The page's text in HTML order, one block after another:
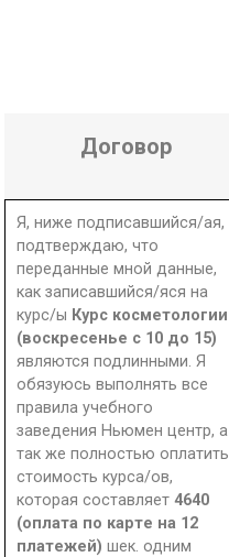
Договор
Я, ниже подписавшийся/ая,
подтверждаю, что
переданные мной данные,
как записавшийся/яся на
курс/ы Курс косметологии
(воскресенье с 10 до 15)
являются подлинными. Я
обязуюсь выполнять все
правила учебного
заведения Ньюмен центр, а
так же полностью оплатить
стоимость курса/ов,
которая составляет4640
(оплата по карте на 12
платежей)шек. одним